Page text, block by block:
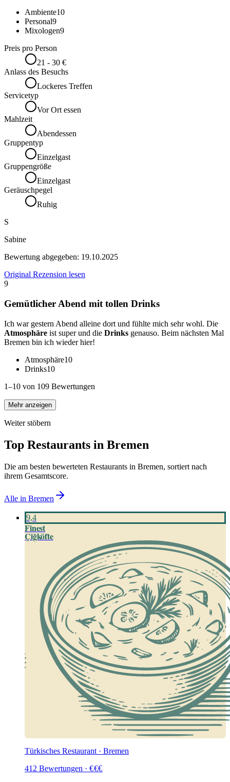
Ambiente10
Personal9
Mixologen9
Preis pro Person
21 - 30 €
Anlass des Besuchs
Lockeres Treffen
Servicetyp
Vor Ort essen
Mahlzeit
Abendessen
Gruppentyp
Einzelgast
Gruppengröße
Einzelgast
Geräuschpegel
Ruhig
S
Sabine
Bewertung abgegeben: 19.10.2025
Original Rezension lesen
9
Gemütlicher Abend mit tollen Drinks
Ich war gestern Abend alleine dort und fühlte mich sehr wohl. Die
Atmosphäre ist super und die Drinks genauso. Beim nächsten Mal
Bremen bin ich wieder hier!
Atmosphäre10
Drinks10
1–10 von 109 Bewertungen
Mehr anzeigen
Weiter stöbern
Top Restaurants in Bremen
Die am besten bewerteten Restaurants in Bremen, sortiert nach
ihrem Gesamtscore.
Alle in Bremen
9,4
Finest
Çiğköfte
Türkisches Restaurant · Bremen
412 Bewertungen · €€€